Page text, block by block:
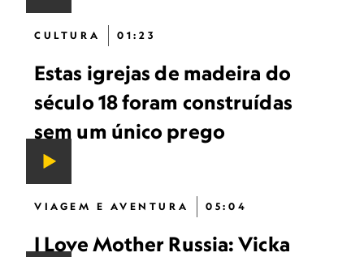
CULTURA 01:23
Estas igrejas de madeira do
século 18 foram construídas
sem um único prego
VIAGEM E AVENTURA 05:04
I Love Mother Russia: Vicka